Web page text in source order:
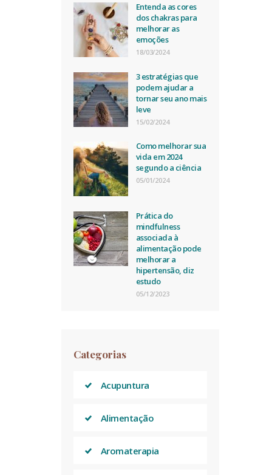
Entenda as cores
dos chakras para
melhorar as
emoções
18/03/2024
3 estratégias que
podem ajudar a
tornar seu ano mais
leve
15/02/2024
Como melhorar sua
vida em 2024
segundo a ciência
05/01/2024
Prática do
mindfulness
associada à
alimentação pode
melhorar a
hipertensão, diz
estudo
05/12/2023
Categorias
Acupuntura
Alimentação
Aromaterapia